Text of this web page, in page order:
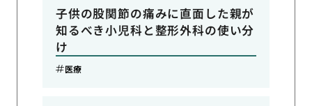
子供の股関節の痛みに直面した親が
知るべき小児科と整形外科の使い分
け
医療